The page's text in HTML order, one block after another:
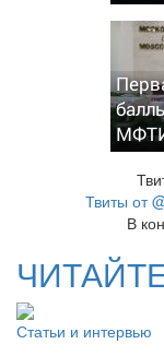
Твиты от
В
Статьи и интервью